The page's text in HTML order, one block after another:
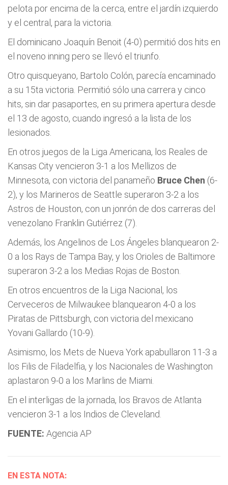
pelota por encima de la cerca, entre el jardín izquierdo
y el central, para la victoria.
El dominicano Joaquín Benoit (4-0) permitió dos hits en
el noveno inning pero se llevó el triunfo.
Otro quisqueyano, Bartolo Colón, parecía encaminado
a su 15ta victoria. Permitió sólo una carrera y cinco
hits, sin dar pasaportes, en su primera apertura desde
el 13 de agosto, cuando ingresó a la lista de los
lesionados.
En otros juegos de la Liga Americana, los Reales de
Kansas City vencieron 3-1 a los Mellizos de
Minnesota, con victoria del panameño Bruce Chen (6-
2), y los Marineros de Seattle superaron 3-2 a los
Astros de Houston, con un jonrón de dos carreras del
venezolano Franklin Gutiérrez (7).
Además, los Angelinos de Los Ángeles blanquearon 2-
0 a los Rays de Tampa Bay, y los Orioles de Baltimore
superaron 3-2 a los Medias Rojas de Boston.
En otros encuentros de la Liga Nacional, los
Cerveceros de Milwaukee blanquearon 4-0 a los
Piratas de Pittsburgh, con victoria del mexicano
Yovani Gallardo (10-9).
Asimismo, los Mets de Nueva York apabullaron 11-3 a
los Filis de Filadelfia, y los Nacionales de Washington
aplastaron 9-0 a los Marlins de Miami.
En el interligas de la jornada, los Bravos de Atlanta
vencieron 3-1 a los Indios de Cleveland.
FUENTE: Agencia AP
EN ESTA NOTA: